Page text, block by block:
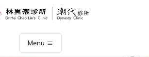
Menu